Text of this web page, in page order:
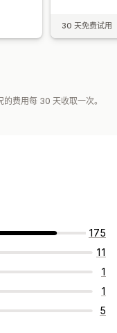
30 天免费试用
费用每 30 天收取一次。
175
11
1
1
5